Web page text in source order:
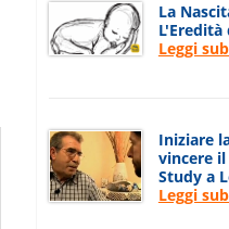
La
Leggi
Iniziare
vincere
Study a
Leggi